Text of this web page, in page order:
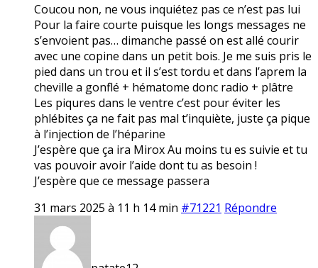
Coucou non, ne vous inquiétez pas ce n’est pas lui
Pour la faire courte puisque les longs messages ne
s’envoient pas… dimanche passé on est allé courir
avec une copine dans un petit bois. Je me suis pris le
pied dans un trou et il s’est tordu et dans l’aprem la
cheville a gonflé + hématome donc radio + plâtre
Les piqures dans le ventre c’est pour éviter les
phlébites ça ne fait pas mal t’inquiète, juste ça pique
à l’injection de l’héparine
J’espère que ça ira Mirox Au moins tu es suivie et tu
vas pouvoir avoir l’aide dont tu as besoin !
J’espère que ce message passera
31 mars 2025 à 11 h 14 min #71221 Répondre